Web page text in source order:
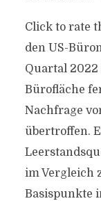
Click to rate
den US-
Quartal
Bürofläche
Nachfrage
übertroffen.
im Vergleich
Basispunkte